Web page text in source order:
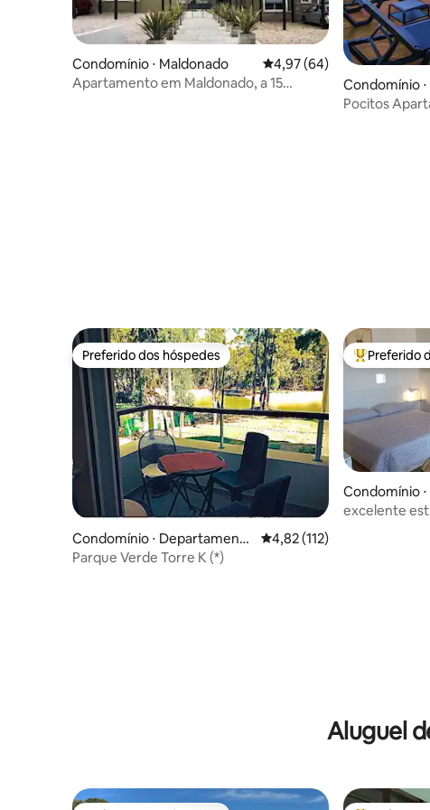
Condomínio ⋅ Maldonado 4,97 de uma avaliação
4,97 (64)
Apartamento em Maldonado, a 15
Condomínio
Pocitos
Preferido dos hóspedes
Preferido dos hóspedes
Condomínio ⋅ Departamento
de Maldonado
4,82 de uma avaliação
4,82 (112)
Parque Verde Torre K (*)
Entre os
Preferido
Condomínio
o
excelente
Aluguel